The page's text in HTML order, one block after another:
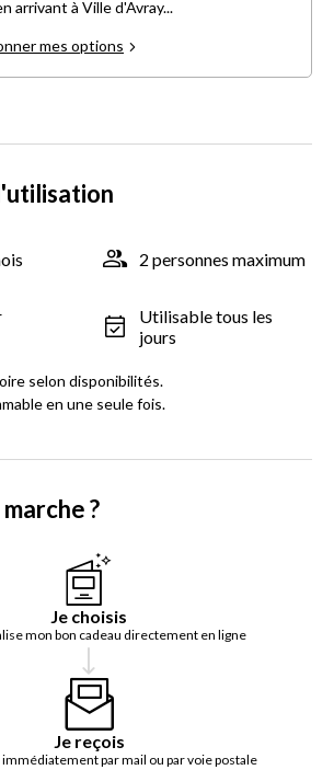
arrivant à Ville d'Avray...
mes options
2 personnes maximum
Utilisable tous les
jours
selon disponibilités.
en une seule fois.
?
Je choisis
mon bon cadeau directement en ligne
Je reçois
immédiatement par mail ou par voie postale